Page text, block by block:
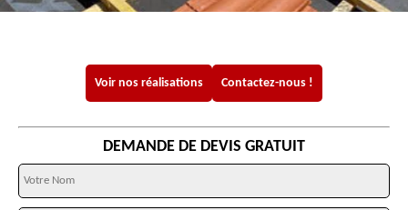
Voir nos réalisations Contactez-nous !
DEMANDE DE DEVIS GRATUIT